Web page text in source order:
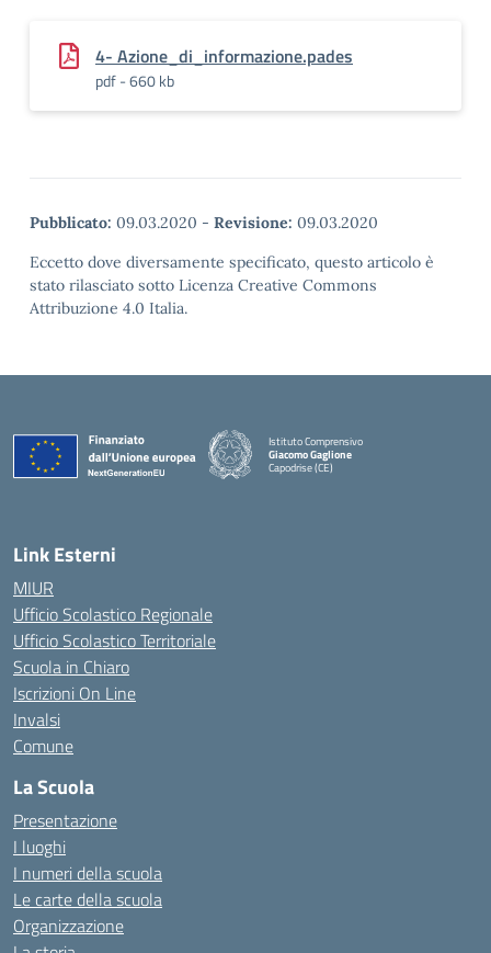
4- Azione_di_informazione.pades
pdf - 660 kb
Pubblicato: 09.03.2020 - Revisione: 09.03.2020
Eccetto dove diversamente specificato, questo articolo è
stato rilasciato sotto Licenza Creative Commons
Attribuzione 4.0 Italia.
Istituto Comprensivo
Giacomo Gaglione
Capodrise (CE)
— Visita la pagina iniziale della scuola
Link Esterni
MIUR
Ufficio Scolastico Regionale
Ufficio Scolastico Territoriale
Scuola in Chiaro
Iscrizioni On Line
Invalsi
Comune
La Scuola
Presentazione
I luoghi
I numeri della scuola
Le carte della scuola
Organizzazione